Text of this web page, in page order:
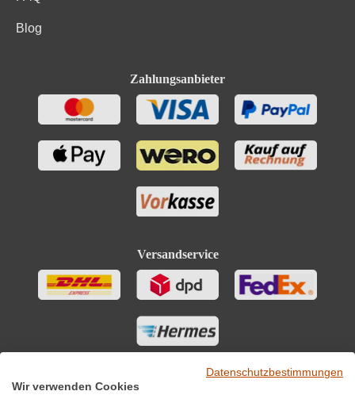
Blog
Zahlungsanbieter
Versandservice
Datenschutzbestimmungen
Wir verwenden Cookies